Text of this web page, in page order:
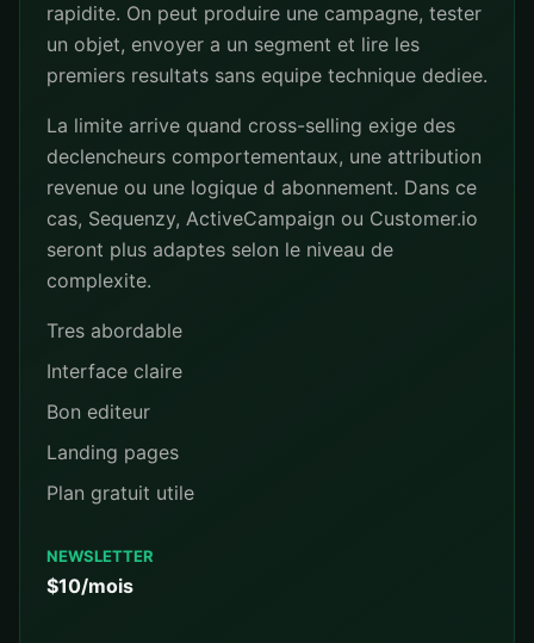
rapidite. On peut produire une campagne, tester
un objet, envoyer a un segment et lire les
premiers resultats sans equipe technique dediee.
La limite arrive quand cross-selling exige des
declencheurs comportementaux, une attribution
revenue ou une logique d abonnement. Dans ce
cas, Sequenzy, ActiveCampaign ou Customer.io
seront plus adaptes selon le niveau de
complexite.
Tres abordable
Interface claire
Bon editeur
Landing pages
Plan gratuit utile
NEWSLETTER
$10/mois